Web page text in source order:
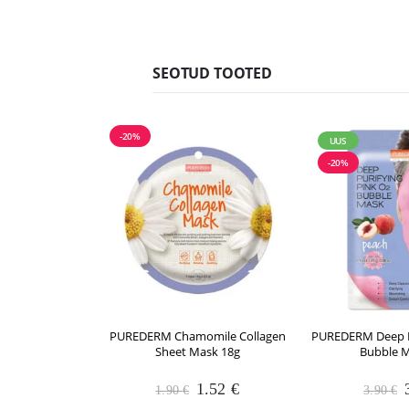
SEOTUD TOOTED
-20%
PUREDERM Chamomile Collagen
Sheet Mask 18g
1.90€ Algne
1.52 €Praegune
UUS
-20%
PUREDERM
Bubble
3.90€